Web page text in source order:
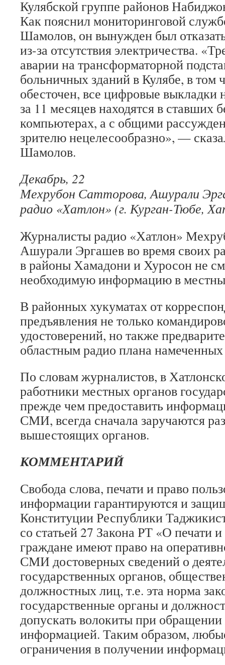
Кулябской группе районов
Как пояснил мониторинговой
Шамолов, он вынужден был
из-за отсутствия электричества.
аварии на трансформаторной
больничных зданий в Кулябе, в том
обесточен, все цифровые выкладки
за 11 месяцев находятся в ставших
компьютерах, а с общими
зрителю нецелесообразно», —
Шамолов.
Декабрь, 22
Мехрубон Сатторова, Ашурали
радио «Хатлон» (г. Курган-Тюбе,
Журналисты радио «Хатлон»
Ашурали Эргашев во время своих
в районы Хамадони и Хуросон не
необходимую информацию в
В районных хукуматах от
предъявления не только
удостоверений, но также
областным радио плана
По словам журналистов, в
работники местных органов
прежде чем предоставить
СМИ, всегда сначала заручаются
вышестоящих органов.
КОММЕНТАРИЙ
Свобода слова, печати и право
информации гарантируются и
Конституции Республики
со статьей 27 Закона РТ «О печати
граждане имеют право на
СМИ достоверных сведений о
государственных органов,
должностных лиц, т.е. эта норма
государственные органы и
допускать волокиты при
информацией. Таким образом,
ограничения в получении